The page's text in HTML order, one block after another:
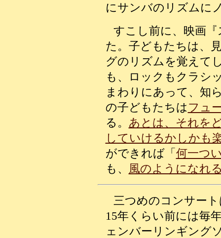
にサンバのリズムに
すこし前に、映画
た。子どもたちは、
グのリズムを覚えて
も、ロックもクラシ
まわりにあって、知
の子どもたちはフュ
る。 あとは、それを
していけるかしかも
ができれば「何一つ
も、 風のようになれ
三つめのコンサート
15年くらい前には毎
ェンバーリンギング